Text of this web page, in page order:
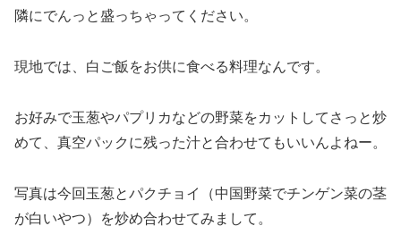
隣にでんっと盛っちゃってください。
現地では、白ご飯をお供に食べる料理なんです。
お好みで玉葱やパプリカなどの野菜をカットしてさっと炒
めて、真空パックに残った汁と合わせてもいいんよねー。
写真は今回玉葱とパクチョイ（中国野菜でチンゲン菜の茎
が白いやつ）を炒め合わせてみまして。